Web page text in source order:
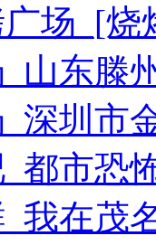
场_[
山东滕
深圳市
都市恐
我在茂